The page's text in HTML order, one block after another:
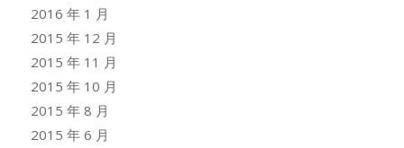
2016 年 1 月
2015 年 12 月
2015 年 11 月
2015 年 10 月
2015 年 8 月
2015 年 6 月